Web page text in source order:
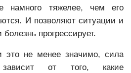
намного тяжелее, чем его
И позволяют ситуации и
прогрессирует.
это не менее значимо, сила
от того, какие